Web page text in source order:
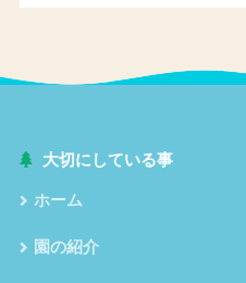
大切にしている事
ホーム
園の紹介